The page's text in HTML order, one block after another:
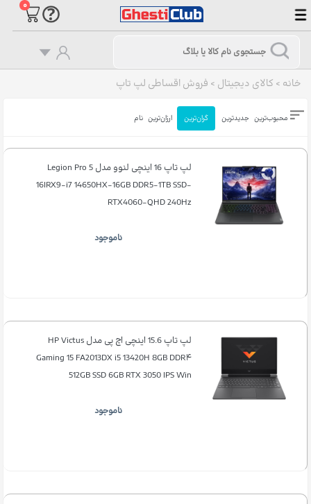
۰
خانه > کالای دیجیتال > فروش اقساطی لپ تاپ
محبوب‌ترین جدیدترین گران‌ترین ارزان‌ترین نام
لپ تاپ 16 اینچی لنوو مدل Legion Pro 5
16IRX9-i7 14650HX-16GB DDR5-1TB SSD-
RTX4060-QHD 240Hz
ناموجود
لپ تاپ 15.6 اینچی اچ پی مدل HP Victus
Gaming 15 FA2013DX i5 13420H 8GB DDR۴
512GB SSD 6GB RTX 3050 IPS Win
ناموجود